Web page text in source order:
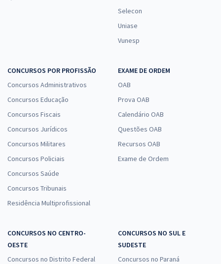
Selecon
Uniase
Vunesp
CONCURSOS POR PROFISSÃO
Concursos Administrativos
Concursos Educação
Concursos Fiscais
Concursos Jurídicos
Concursos Militares
Concursos Policiais
Concursos Saúde
Concursos Tribunais
Residência Multiprofissional
EXAME DE ORDEM
OAB
Prova OAB
Calendário OAB
Questões OAB
Recursos OAB
Exame de Ordem
CONCURSOS NO CENTRO-
OESTE
Concursos no Distrito Federal
CONCURSOS NO SUL E
SUDESTE
Concursos no Paraná